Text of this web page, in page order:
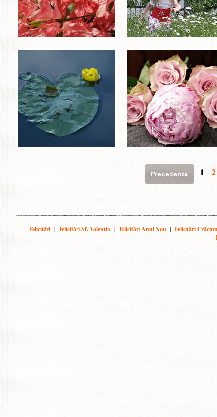
Precedenta 1 2
Felicitări | Felicitări Sf. Valentin | Felicitări Anul Nou | Felicitări